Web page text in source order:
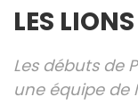
LES
Les débuts de
une équipe de